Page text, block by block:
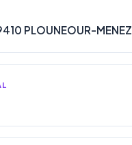
PLOUNEOUR-MENEZ